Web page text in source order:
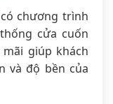
chương trình
cửa cuốn
giúp khách
và độ bền của